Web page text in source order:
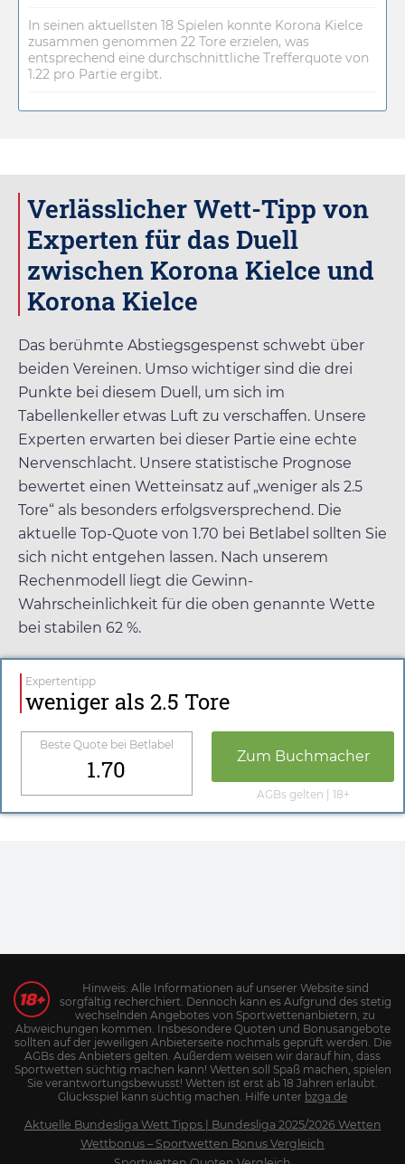
In seinen aktuellsten 18 Spielen konnte Korona Kielce
zusammen genommen 22 Tore erzielen, was
entsprechend eine durchschnittliche Trefferquote von
1.22 pro Partie ergibt.
Verlässlicher Wett-Tipp von
Experten für das Duell
zwischen Korona Kielce und
Korona Kielce
Das berühmte Abstiegsgespenst schwebt über
beiden Vereinen. Umso wichtiger sind die drei
Punkte bei diesem Duell, um sich im
Tabellenkeller etwas Luft zu verschaffen. Unsere
Experten erwarten bei dieser Partie eine echte
Nervenschlacht. Unsere statistische Prognose
bewertet einen Wetteinsatz auf „weniger als 2.5
Tore“ als besonders erfolgsversprechend. Die
aktuelle Top-Quote von 1.70 bei Betlabel sollten Sie
sich nicht entgehen lassen. Nach unserem
Rechenmodell liegt die Gewinn-
Wahrscheinlichkeit für die oben genannte Wette
bei stabilen 62 %.
Expertentipp
weniger als 2.5 Tore
Beste Quote bei Betlabel
1.70 Zum Buchmacher
AGBs gelten | 18+
Hinweis: Alle Informationen auf unserer Website sind
sorgfältig recherchiert. Dennoch kann es Aufgrund des stetig
wechselnden Angebotes von Sportwettenanbietern, zu
Abweichungen kommen. Insbesondere Quoten und Bonusangebote
sollten auf der jeweiligen Anbieterseite nochmals geprüft werden. Die
AGBs des Anbieters gelten. Außerdem weisen wir darauf hin, dass
Sportwetten süchtig machen kann! Wetten soll Spaß machen, spielen
Sie verantwortungsbewusst! Wetten ist erst ab 18 Jahren erlaubt.
Glücksspiel kann süchtig machen. Hilfe unter bzga.de
Aktuelle Bundesliga Wett Tipps | Bundesliga 2025/2026 Wetten
Wettbonus – Sportwetten Bonus Vergleich